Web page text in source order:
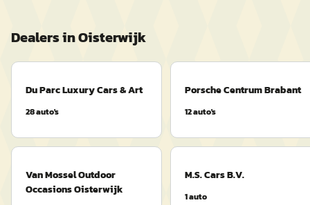
Dealers inOisterwijk
Du Parc Luxury Cars & Art
28auto's
Porsche Centrum Brabant
12auto's
Van Mossel Outdoor
Occasions Oisterwijk
M.S. Cars B.V.
1auto